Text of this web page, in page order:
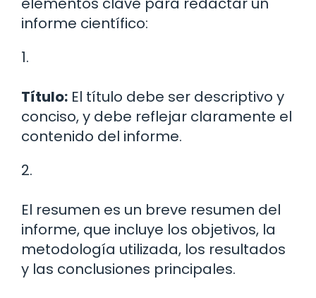
informe científico:
1.
Título: El título debe ser descriptivo y
conciso, y debe reflejar claramente el
contenido del informe.
2.
El resumen es un breve resumen del
informe, que incluye los objetivos, la
metodología utilizada, los resultados
y las conclusiones principales.